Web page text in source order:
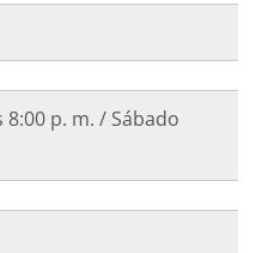
p. m. / Sábado